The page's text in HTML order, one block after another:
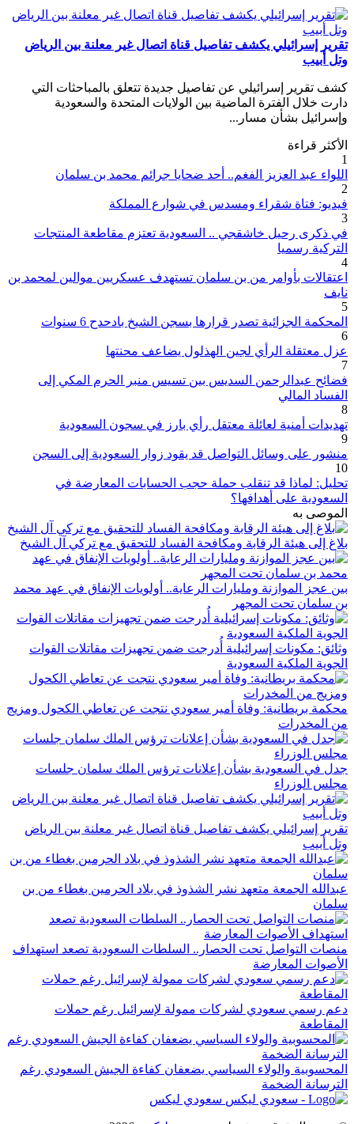
إسرائيلي يكشف تفاصيل قناة اتصال غير معلنة بين الرياض
أبيب
تقرير إسرائيلي عن تفاصيل جديدة تتعلق بالمباحثات التي
خلال الفترة الماضية بين الولايات المتحدة والسعودية
بشأن مسار...
قراءة
عبد العزيز الفغم.. أحد ضحايا جرائم محمد بن سلمان
فتاة شقراء ومسدس في شوارع المملكة
ذكرى رحيل خاشقجي .. السعودية تعتزم مقاطعة المنتجات
رسميا
بأوامر من بن سلمان تستهدف عسكريين موالين لمحمد بن
الجزائية تصدر قرارها بسجن الشيخ بادحدح 6 سنوات
معتقلة الرأي لجين الهذلول يضاعف محنتها
عبدالرحمن السديس بين تسيس منبر الحرم المكي إلى
المالي
أمنية لعائلة معتقل رأي بارز في سجون السعودية
على وسائل التواصل قد يقود زوار السعودية إلى السجن
لماذا قد تنقلب حملة حجب الحسابات المعارضة في
على أهدافها؟
به
إلى هيئة الرقابة ومكافحة الفساد للتحقيق مع تركي آل الشيخ
عجز الموازنة ومليارات الرعاية.. أولويات الإنفاق في عهد محمد
سلمان تحت المجهر
مكونات إسرائيلية أُدرجت ضمن تجهيزات مقاتلات القوات
الملكية السعودية
بريطانية: وفاة أمير سعودي نتجت عن تعاطي الكحول ومزيج
المخدرات
في السعودية بشأن إعلانات ترؤس الملك سلمان جلسات
الوزراء
إسرائيلي يكشف تفاصيل قناة اتصال غير معلنة بين الرياض
أبيب
الجمعة متعهد نشر الشذوذ في بلاد الحرمين بغطاء من بن
التواصل تحت الحصار.. السلطات السعودية تصعد استهداف
المعارضة
رسمي سعودي لشركات ممولة لإسرائيل رغم حملات
والولاء السياسي يضعفان كفاءة الجيش السعودي رغم
الضخمة
سعودي ليكس